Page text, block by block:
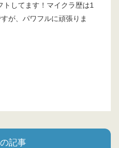
してます！マイクラ歴は1
が、パワフルに頑張りま
記事